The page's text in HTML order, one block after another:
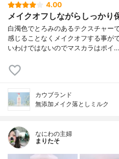
4.00
メイクオフしながらしっかり
白濁色でとろみのあるテクスチャー
感じることなくメイクオフする事が
いわけではないのでマスカラはポイ…
カウブランド
無添加メイク落としミルク
なにわの主婦
まりたそ